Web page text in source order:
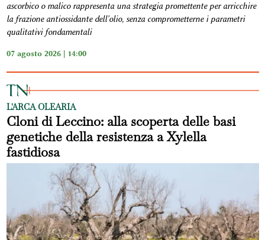
ascorbico o malico rappresenta una strategia promettente per arricchire
la frazione antiossidante dell'olio, senza comprometterne i parametri
qualitativi fondamentali
07 agosto 2026 | 14:00
L'ARCA OLEARIA
Cloni di Leccino: alla scoperta delle basi
genetiche della resistenza a Xylella
fastidiosa